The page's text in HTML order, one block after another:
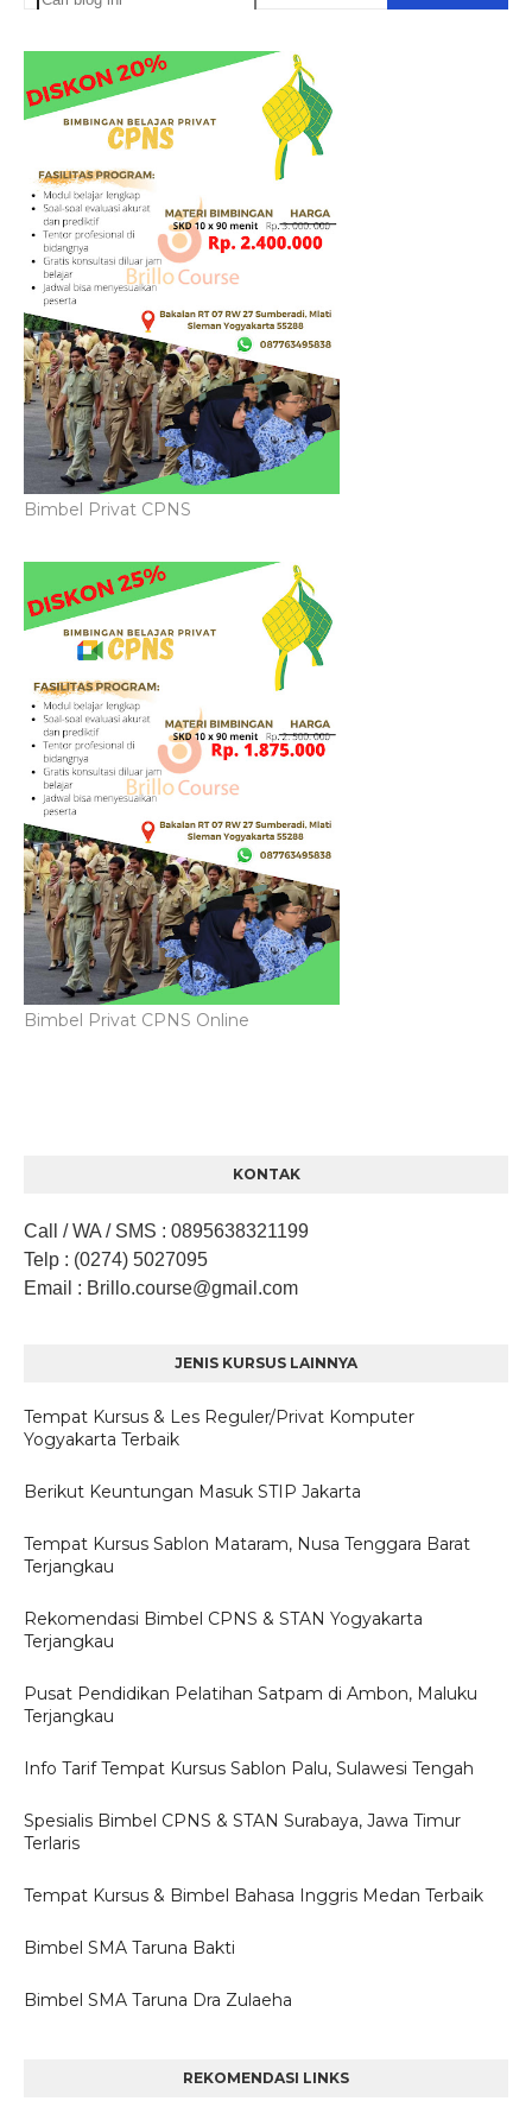
Bimbel Privat CPNS
Bimbel Privat CPNS Online
KONTAK
Call / WA / SMS : 0895638321199
Telp : (0274) 5027095
Email : Brillo.course@gmail.com
JENIS KURSUS LAINNYA
Tempat Kursus & Les Reguler/Privat Komputer
Yogyakarta Terbaik
Berikut Keuntungan Masuk STIP Jakarta
Tempat Kursus Sablon Mataram, Nusa Tenggara Barat
Terjangkau
Rekomendasi Bimbel CPNS & STAN Yogyakarta
Terjangkau
Pusat Pendidikan Pelatihan Satpam di Ambon, Maluku
Terjangkau
Info Tarif Tempat Kursus Sablon Palu, Sulawesi Tengah
Spesialis Bimbel CPNS & STAN Surabaya, Jawa Timur
Terlaris
Tempat Kursus & Bimbel Bahasa Inggris Medan Terbaik
Bimbel SMA Taruna Bakti
Bimbel SMA Taruna Dra Zulaeha
REKOMENDASI LINKS